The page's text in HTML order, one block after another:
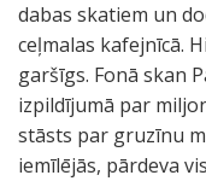
dabas skatiem un
ceļmalas kafejnīcā.
garšīgs. Fonā skan
izpildījumā par
stāsts par gruzīnu
iemīlējās, pārdeva